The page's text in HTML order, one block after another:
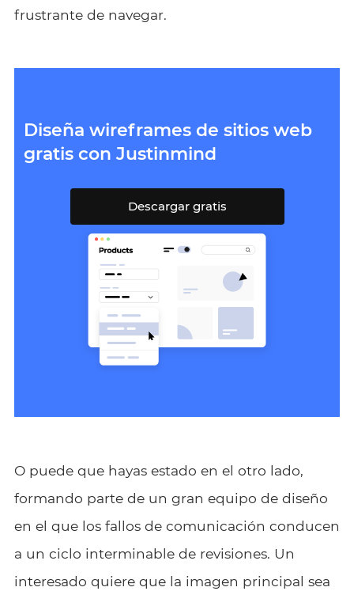
frustrante de navegar.
Diseña wireframes de sitios web
gratis con Justinmind
Descargar gratis
O puede que hayas estado en el otro lado,
formando parte de un gran equipo de diseño
en el que los fallos de comunicación conducen
a un ciclo interminable de revisiones. Un
interesado quiere que la imagen principal sea